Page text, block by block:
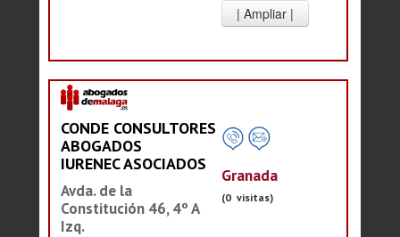
CONDE CONSULTORES
ABOGADOS
IURENEC ASOCIADOS
Avda. de la
Constitución 46, 4º A
Izq.
Granada
(0 visitas)